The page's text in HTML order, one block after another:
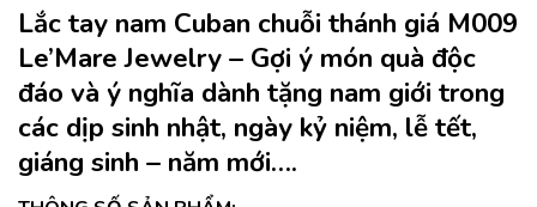
Lắc tay nam Cuban chuỗi thánh giá M009
Le’Mare Jewelry – Gợi ý món quà độc
đáo và ý nghĩa dành tặng nam giới trong
các dịp sinh nhật, ngày kỷ niệm, lễ tết,
giáng sinh – năm mới….